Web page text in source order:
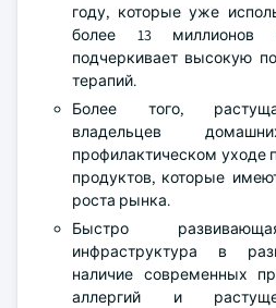
году, которые уже
более 13
подчеркивает высокую
терапий.
Более того,
владельцев
профилактическом уходе
продуктов, которые
роста рынка.
Быстро
инфраструктура в
наличие современных
аллергий и